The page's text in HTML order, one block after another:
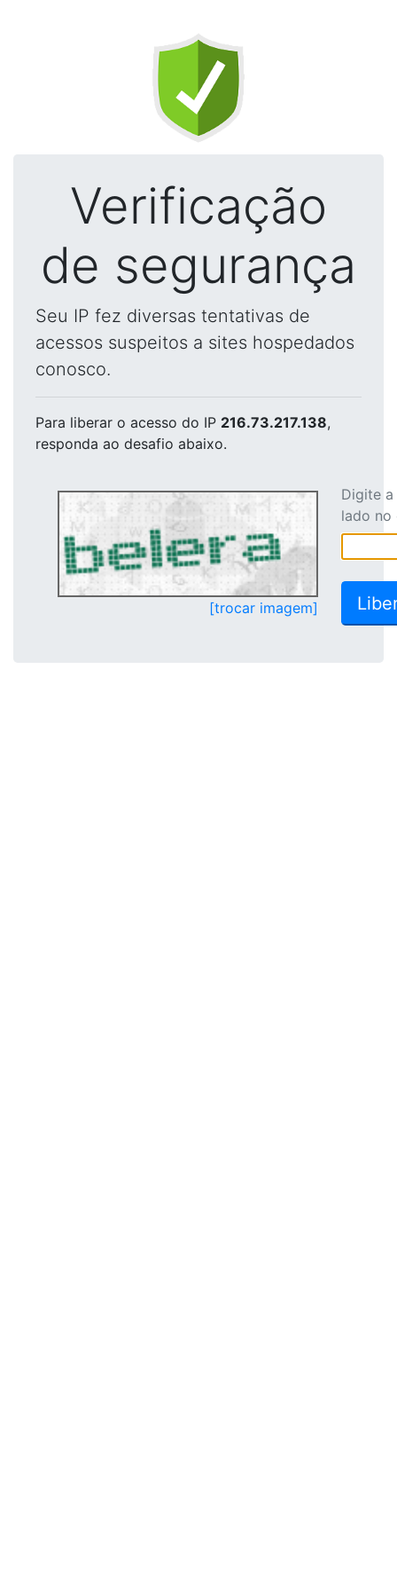
Verificação
de segurança
Seu IP fez diversas tentativas de
acessos suspeitos a sites hospedados
conosco.
Para liberar o acesso do IP 216.73.217.138,
responda ao desafio abaixo.
[trocar imagem]
Digite
lado no